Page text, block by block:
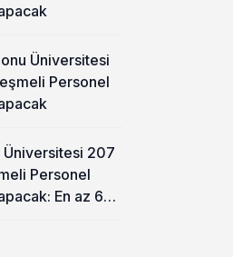
Üniversitesi
Personel
Üniversitesi 207
Personel
En az 60